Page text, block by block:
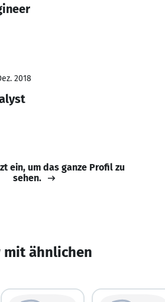
2018
ein, um das ganze Profil zu
sehen.
mit ähnlichen